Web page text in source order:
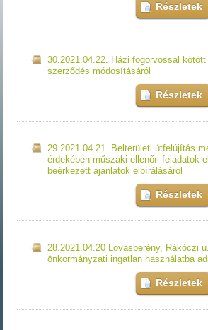
Részletek
30.2021.04.22. Házi fogorvossal
szerződés módosításáról
Részletek
29.2021.04.21. Belterületi útfelújítás
érdekében műszaki ellenőri feladatok
beérkezett ajánlatok elbírálásáról
Részletek
28.2021.04.20 Lovasberény, Rákóczi
önkormányzati ingatlan használatba
Részletek